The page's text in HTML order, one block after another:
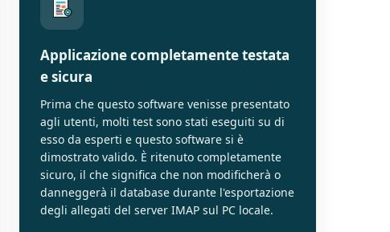
Applicazione completamente testata
e sicura
Prima che questo software venisse presentato
agli utenti, molti test sono stati eseguiti su di
esso da esperti e questo software si è
dimostrato valido. È ritenuto completamente
sicuro, il che significa che non modificherà o
danneggerà il database durante l'esportazione
degli allegati del server IMAP sul PC locale.